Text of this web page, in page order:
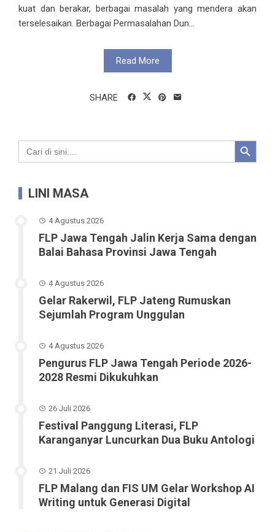
kuat dan berakar, berbagai masalah yang mendera akan
terselesaikan. Berbagai Permasalahan Dun...
Read More
SHARE
Search
for:
Search Button
LINI MASA
4 Agustus 2026
FLP Jawa Tengah Jalin Kerja Sama dengan
Balai Bahasa Provinsi Jawa Tengah
4 Agustus 2026
Gelar Rakerwil, FLP Jateng Rumuskan
Sejumlah Program Unggulan
4 Agustus 2026
Pengurus FLP Jawa Tengah Periode 2026-
2028 Resmi Dikukuhkan
26 Juli 2026
Festival Panggung Literasi, FLP
Karanganyar Luncurkan Dua Buku Antologi
21 Juli 2026
FLP Malang dan FIS UM Gelar Workshop AI
Writing untuk Generasi Digital